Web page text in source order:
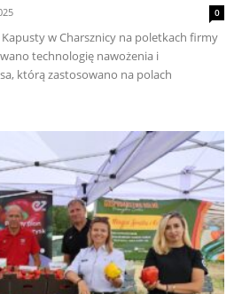
0
Kapusty w Charsznicy na poletkach firmy
technologię nawożenia i
którą zastosowano na polach